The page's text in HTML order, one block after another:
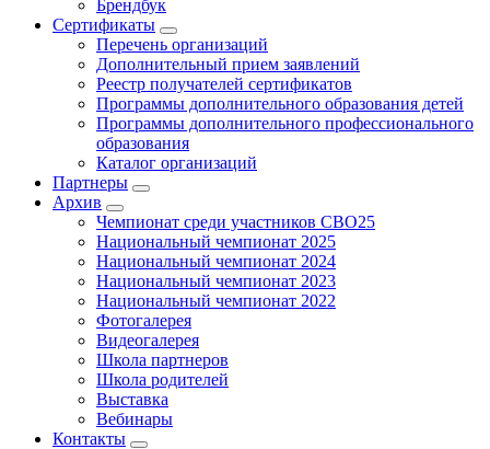
Брендбук
Сертификаты
Перечень организаций
Дополнительный прием заявлений
Реестр получателей сертификатов
Программы дополнительного образования детей
Программы дополнительного профессионального
образования
Каталог организаций
Партнеры
Архив
Чемпионат среди участников СВО25
Национальный чемпионат 2025
Национальный чемпионат 2024
Национальный чемпионат 2023
Национальный чемпионат 2022
Фотогалерея
Видеогалерея
Школа партнеров
Школа родителей
Выставка
Вебинары
Контакты